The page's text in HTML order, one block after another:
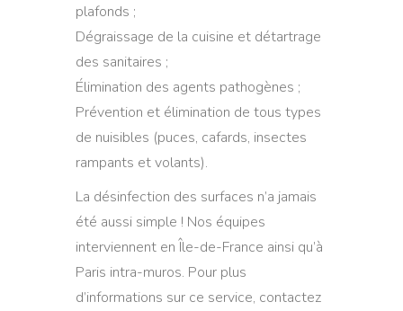
plafonds ;
Dégraissage de la cuisine et détartrage
des sanitaires ;
Élimination des agents pathogènes ;
Prévention et élimination de tous types
de nuisibles (puces, cafards, insectes
rampants et volants).
La désinfection des surfaces n’a jamais
été aussi simple ! Nos équipes
interviennent en Île-de-France ainsi qu’à
Paris intra-muros. Pour plus
d’informations sur ce service, contactez